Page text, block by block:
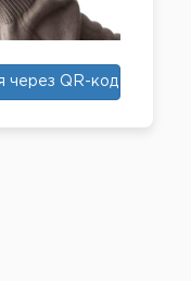
через QR-код